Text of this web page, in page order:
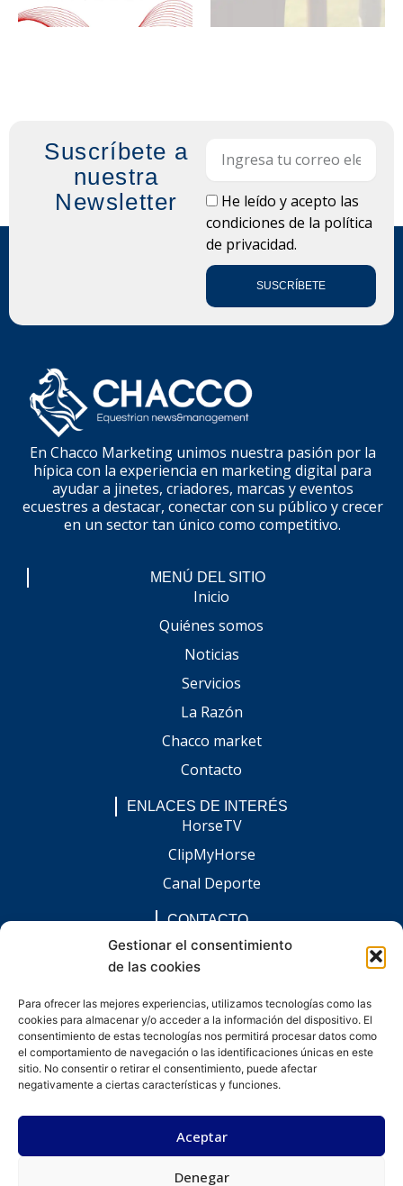
Gestionar el consentimiento
de las cookies
Para ofrecer las mejores experiencias, utilizamos tecnologías como las
cookies para almacenar y/o acceder a la información del dispositivo. El
consentimiento de estas tecnologías nos permitirá procesar datos como
el comportamiento de navegación o las identificaciones únicas en este
sitio. No consentir o retirar el consentimiento, puede afectar
negativamente a ciertas características y funciones.
Aceptar
Denegar
Suscríbete a
nuestra
Newsletter
LOPDHe leído y acepto las
condiciones de la política
de privacidad.
SUSCRÍBETE
En Chacco Marketing unimos nuestra pasión por la
hípica con la experiencia en marketing digital para
ayudar a jinetes, criadores, marcas y eventos
ecuestres a destacar, conectar con su público y crecer
en un sector tan único como competitivo.
MENÚ DEL SITIO
Inicio
Quiénes somos
Noticias
Servicios
La Razón
Chacco market
Contacto
ENLACES DE INTERÉS
HorseTV
ClipMyHorse
Canal Deporte
CONTACTO
comunicacion@chaccoinfo.com
Presentes en todo el ámbito nacional
F
a
c
e
b
o
I
n
s
t
a
g
L
i
n
k
e
d
i
n
E
n
v
e
l
o
W
h
a
t
s
Desarrollado por kitdigital.dev